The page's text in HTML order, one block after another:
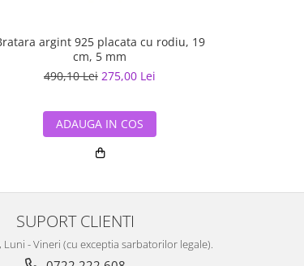
argint 925 placata cu rodiu, 19
cm, 5 mm
490,10 Lei 275,00 Lei
ADAUGA IN COS
SUPORT CLIENTI
Luni - Vineri (cu exceptia sarbatorilor legale).